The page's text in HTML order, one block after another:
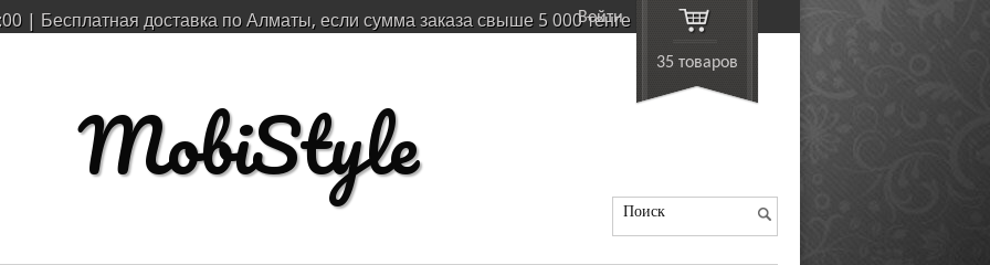
| Бесплатная доставка по Алматы, если сумма заказа свыше 5 000 тенге
ойти
35 товаро
MobiStyle
Поиск